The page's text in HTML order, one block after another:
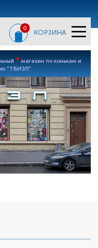
0
КОРЗИНА
* магазин по конькам и
"ТВИЗЛ"